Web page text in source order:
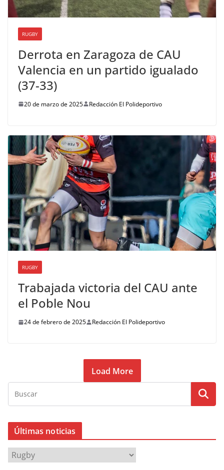
RUGBY
Derrota en Zaragoza de CAU
Valencia en un partido igualado
(37-33)
20 de marzo de 2025 Redacción El Polideportivo
RUGBY
Trabajada victoria del CAU ante
el Poble Nou
24 de febrero de 2025 Redacción El Polideportivo
Load More
Últimas noticias
Ú
l